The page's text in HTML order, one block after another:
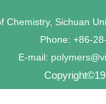
Chemistry, Sichuan
Phone: +86-
E-mail: